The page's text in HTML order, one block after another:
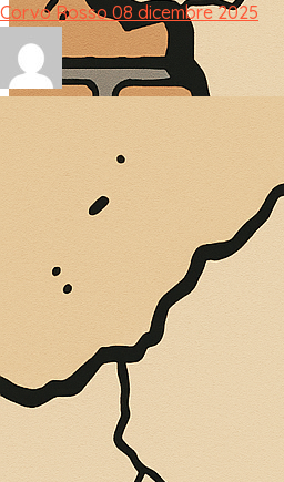
Corvo Rosso 08 dicembre 2025